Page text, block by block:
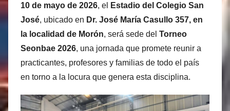
10 de mayo de 2026, el
Estadio del Colegio San
José, ubicado en Dr. José María Casullo 357, en
la localidad de Morón, será sede del Torneo
Seonbae 2026, una jornada que promete reunir a
practicantes, profesores y familias de todo el país
en torno a la locura que genera esta disciplina.